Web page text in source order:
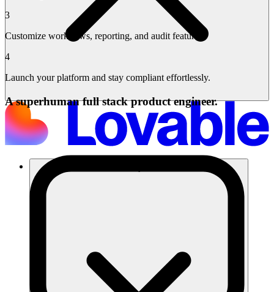
3
Customize workflows, reporting, and audit features.
4
Launch your platform and stay compliant effortlessly.
A superhuman full stack product engineer.